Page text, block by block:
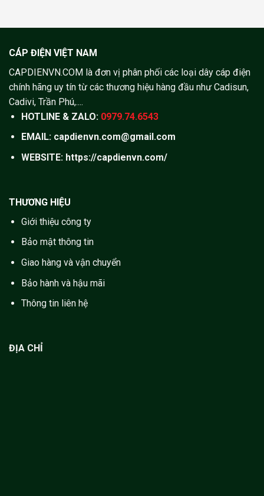
CÁP ĐIỆN VIỆT NAM
CAPDIENVN.COM là đơn vị phân phối các loại dây cáp điện
chính hãng uy tín từ các thương hiệu hàng đầu như Cadisun,
Cadivi, Trần Phú,....
HOTLINE & ZALO: 0979.74.6543
EMAIL: capdienvn.com@gmail.com
WEBSITE: https://capdienvn.com/
THƯƠNG HIỆU
Giới thiệu công ty
Bảo mật thông tin
Giao hàng và vận chuyển
Bảo hành và hậu mãi
Thông tin liên hệ
ĐỊA CHỈ